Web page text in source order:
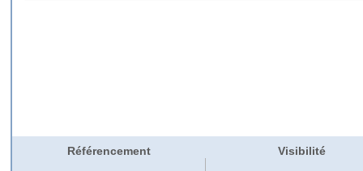
Référencement Visibilité